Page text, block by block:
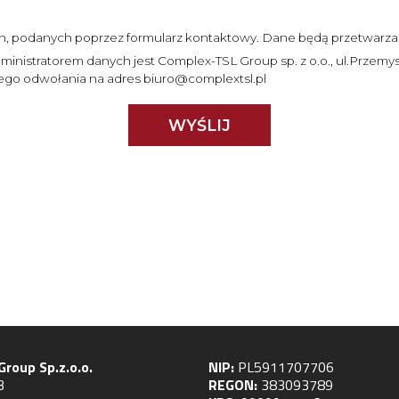
podanych poprzez formularz kontaktowy. Dane będą
danych jest Complex-TSL Group sp. z o.o.,
odwołania na adres biuro@complextsl.pl
WYŚLIJ
Sp.z.o.o.
NIP: PL5911707706
REGON: 383093789